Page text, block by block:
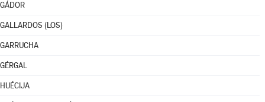
GÁDOR
GALLARDOS (LOS)
GARRUCHA
GÉRGAL
HUÉCIJA